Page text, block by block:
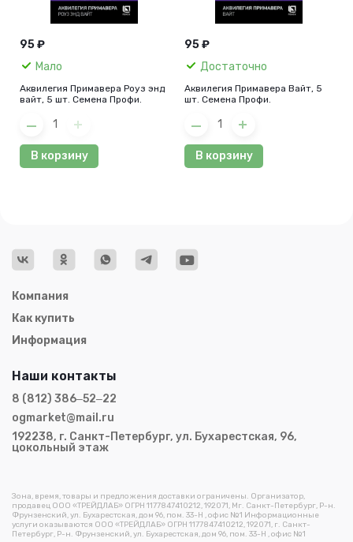
95 ₽
Мало
Аквилегия Примавера Роуз энд
вайт, 5 шт. Семена Профи.
В корзину
95 ₽
Достаточно
Аквилегия Примавера Вайт, 5
шт. Семена Профи.
В корзину
Компания
Как купить
Информация
Зона, время, товары и предложения доставки ограничены. Организатор,
продавец ООО «ТРЕЙДЛАБ» ОГРН 1177847410212, 192071, Мг. Санкт-Петербург, Р-н.
Фрунзенский, ул. Бухарестская, дом 96, пом. 33-Н , офис №1 Информационные
услуги оказываются ООО «ТРЕЙДЛАБ» ОГРН 1177847410212, 192071, г. Санкт-
Петербург, Р-н. Фрунзенский, ул. Бухарестская, дом 96, пом. 33-Н , офис №1
Наши контакты
8 (812) 386‒52‒22
ogmarket@mail.ru
192238, г. Санкт-Петербург, ул. Бухарестская, 96,
цокольный этаж